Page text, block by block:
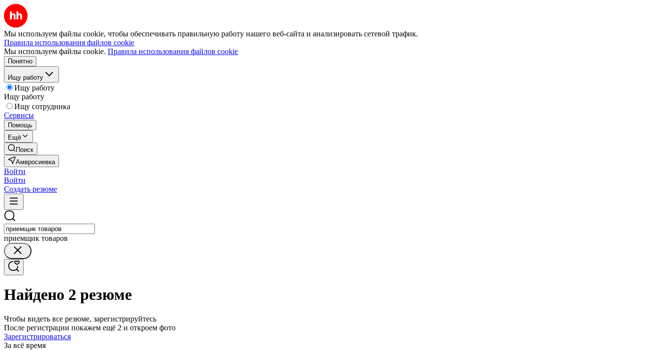
Мы используем файлы cookie, чтобы обеспечивать правильную работу нашего веб-сайта и анализировать сетевой трафик.
Правила использования файлов cookie
Мы используем файлы cookie. Правила использования файлов cookie
Понятно
Ищу работу
Ищу работу
Ищу работу
Ищу сотрудника
Сервисы
Помощь
Ещё
Поиск
Амвросиевка
Войти
Войти
Создать резюме
приемщик товаров
Найдено 2 резюме
Чтобы видеть все резюме, зарегистрируйтесь
После регистрации покажем ещё 2 и откроем фото
Зарегистрироваться
За всё время